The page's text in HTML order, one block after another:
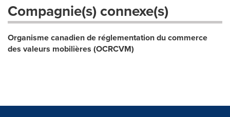
Compagnie(s) connexe(s)
Organisme canadien de réglementation du commerce
des valeurs mobilières (OCRCVM)